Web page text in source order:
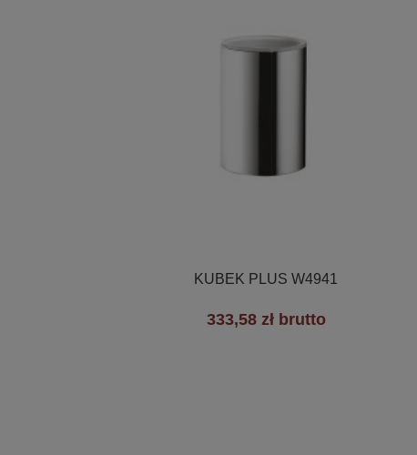
Szybki podgląd
KUBEK PLUS W4941
333,58 zł brutto